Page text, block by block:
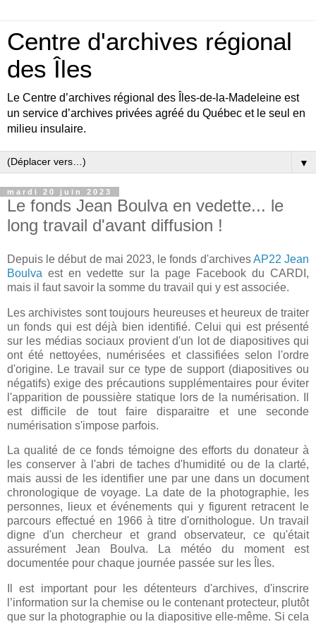
Centre d'archives régional
des Îles
Le Centre d’archives régional des Îles-de-la-Madeleine est
un service d’archives privées agréé du Québec et le seul en
milieu insulaire.
▼
mardi 20 juin 2023
Le fonds Jean Boulva en vedette... le
long travail d'avant diffusion !
Depuis le début de mai 2023, le fonds d'archivesAP22 Jean
Boulva est en vedette sur la page Facebook du CARDI,
mais il faut savoir la somme du travail qui y est associée.
Les archivistes sont toujours heureuses et heureux de traiter
un fonds qui est déjà bien identifié. Celui qui est présenté
sur les médias sociaux provient d'un lot de diapositives qui
ont été nettoyées, numérisées et classifiées selon l'ordre
d'origine. Le travail sur ce type de support (diapositives ou
négatifs) exige des précautions supplémentaires pour éviter
l'apparition de poussière statique lors de la numérisation. Il
est difficile de tout faire disparaitre et une seconde
numérisation s'impose parfois.
La qualité de ce fonds témoigne des efforts du donateur à
les conserver à l'abri de taches d'humidité ou de la clarté,
mais aussi de les identifier une par une dans un document
chronologique de voyage. La date de la photographie, les
personnes, lieux et événements qui y figurent retracent le
parcours effectué en 1966 à titre d'ornithologue. Un travail
digne d'un chercheur et grand observateur, ce qu'était
assurément Jean Boulva. La météo du moment est
documentée pour chaque journée passée sur les Îles.
Il est important pour les détenteurs d'archives, d'inscrire
l’information sur la chemise ou le contenant protecteur, plutôt
que sur la photographie ou la diapositive elle-même. Si cela